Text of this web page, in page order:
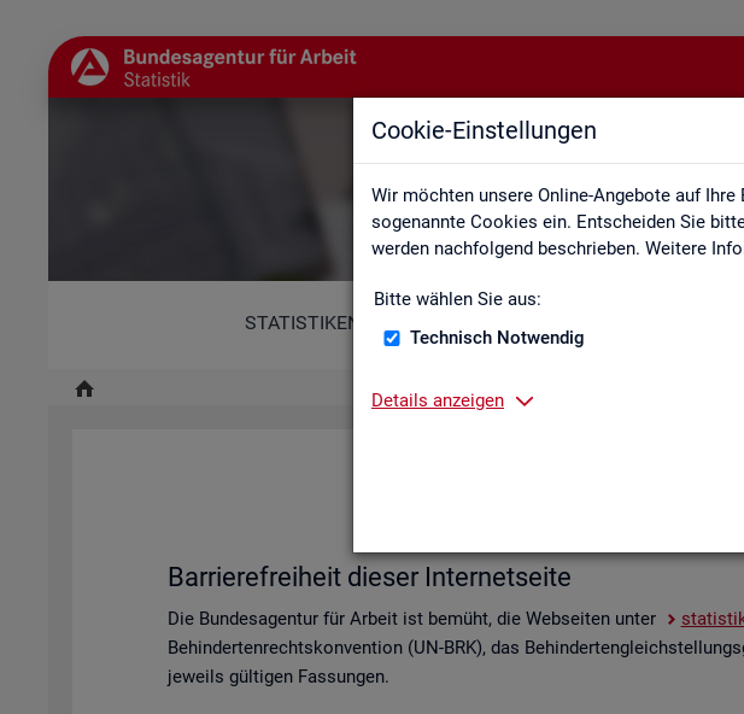
Cookie-Einstellungen
Wir möchten unsere Online-Angebote auf
sogenannte Cookies ein. Entscheiden Sie
werden nachfolgend beschrieben. Weitere
Bitte wählen Sie aus:
Technisch Notwendig
Details anzeigen
STATISTIKEN
Bar­rie­re­frei­heit die­ser In­ter­net­sei­te
Die Bun­des­agen­tur für Ar­beit ist be­müht, die Web­sei­ten unter
Be­hin­der­ten­rechts­kon­ven­ti­on (UN-BRK), das
je­weils gül­ti­gen Fas­sun­gen.